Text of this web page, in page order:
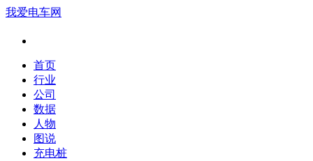
我爱电车网
首页
行业
公司
数据
人物
图说
充电桩